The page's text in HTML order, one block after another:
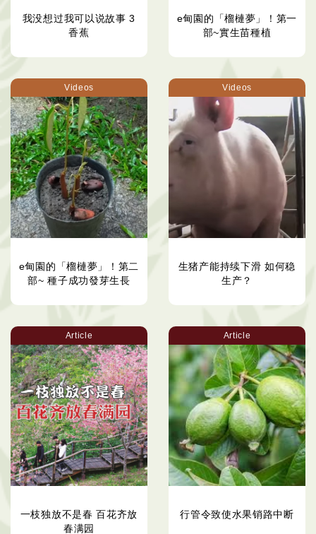
我没想过我可以说故事 3
香蕉
e甸園的「榴槤夢」！第一
部~實生苗種植
Videos
e甸園的「榴槤夢」！第二
部~ 種子成功發芽生長
Videos
生猪产能持续下滑 如何稳
生产？
Article
一枝独放不是春 百花齐放
春满园
Article
行管令致使水果销路中断